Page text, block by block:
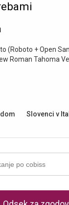
(Roboto + Open
Roman Tahoma
Slovenci v